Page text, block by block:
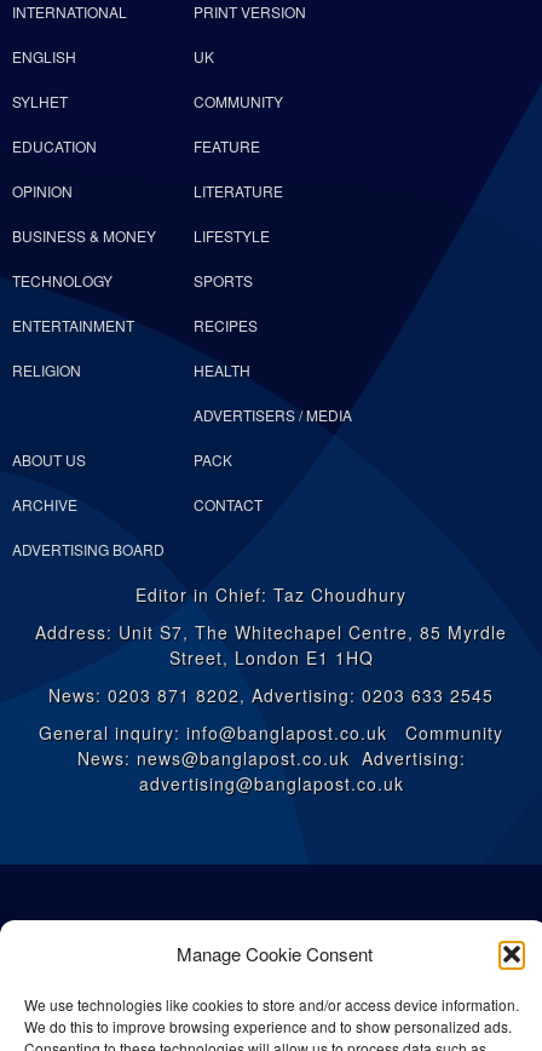
Manage Cookie Consent
We use technologies like cookies to store and/or access device information.
We do this to improve browsing experience and to show personalized ads.
INTERNATIONAL PRINT VERSION
ENGLISH UK
SYLHET COMMUNITY
EDUCATION FEATURE
OPINION LITERATURE
BUSINESS & MONEY LIFESTYLE
TECHNOLOGY SPORTS
ENTERTAINMENT RECIPES
RELIGION HEALTH
ABOUT US
ADVERTISERS / MEDIA
PACK
ARCHIVE CONTACT
ADVERTISING BOARD
Editor in Chief: Taz Choudhury
Address: Unit S7, The Whitechapel Centre, 85 Myrdle
Street, London E1 1HQ
News: 0203 871 8202, Advertising: 0203 633 2545
General inquiry: info@banglapost.co.uk Community
News: news@banglapost.co.uk Advertising:
advertising@banglapost.co.uk